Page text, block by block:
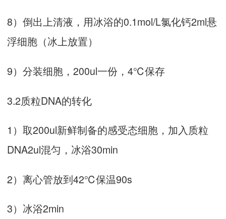
8）倒出上清液，用冰浴的0.1mol/L氯化钙2ml悬
浮细胞（冰上放置）
9）分装细胞，200ul一份，4℃保存
3.2质粒DNA的转化
1）取200ul新鲜制备的感受态细胞，加入质粒
DNA2ul混匀，冰浴30min
2）离心管放到42℃保温90s
3）冰浴2min